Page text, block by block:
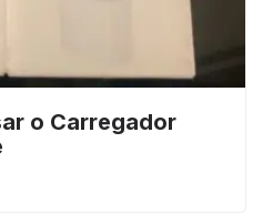
o Carregador